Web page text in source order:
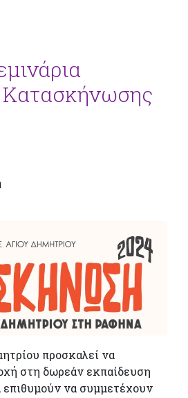
προσκαλεί να
στη δωρεάν εκπαίδευση
επιθυμούν να συμμετέχουν